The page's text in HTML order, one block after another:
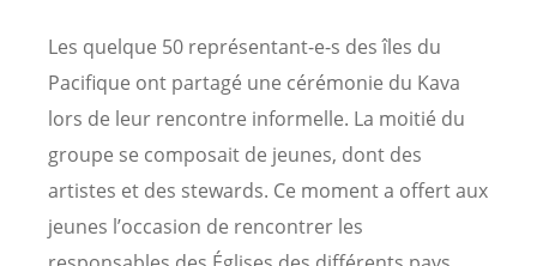
Les quelque 50 représentant-e-s des îles du
Pacifique ont partagé une cérémonie du Kava
lors de leur rencontre informelle. La moitié du
groupe se composait de jeunes, dont des
artistes et des stewards. Ce moment a offert aux
jeunes l’occasion de rencontrer les